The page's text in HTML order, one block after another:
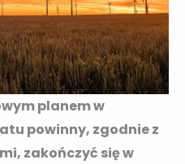
planem w
powinny, zgodnie z
zakończyć się w